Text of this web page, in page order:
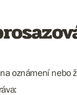
oznámení